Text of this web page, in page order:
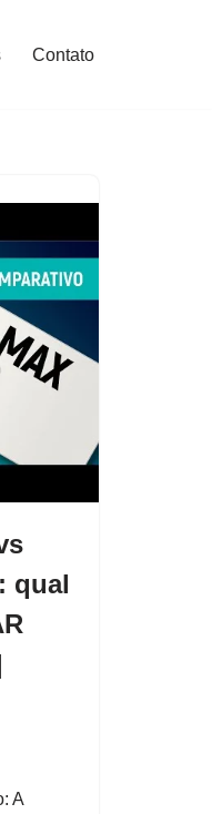
Contato
qual
A